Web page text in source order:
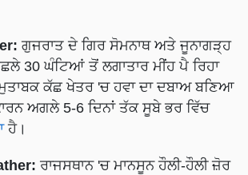
ਗੁਜਰਾਤ ਦੇ ਗਿਰ ਸੋਮਨਾਥ ਅਤੇ ਜੂਨਾਗੜ੍ਹ
30 ਘੰਟਿਆਂ ਤੋਂ ਲਗਾਤਾਰ ਮੀਂਹ ਪੈ ਰਿਹਾ
ਕੱਛ ਖੇਤਰ 'ਚ ਹਵਾ ਦਾ ਦਬਾਅ ਬਣਿਆ
ਅਗਲੇ 5-6 ਦਿਨਾਂ ਤੱਕ ਸੂਬੇ ਭਰ ਵਿੱਚ
ਹੈ।
ਰਾਜਸਥਾਨ 'ਚ ਮਾਨਸੂਨ ਹੌਲੀ-ਹੌਲੀ ਜ਼ੋਰ